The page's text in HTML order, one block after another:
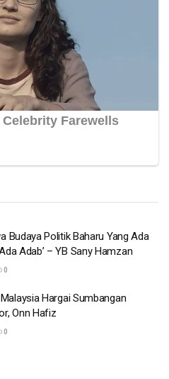
Budaya Politik Baharu Yang Ada
Adab’ – YB Sany Hamzan
0
Hargai Sumbangan
Onn Hafiz
0